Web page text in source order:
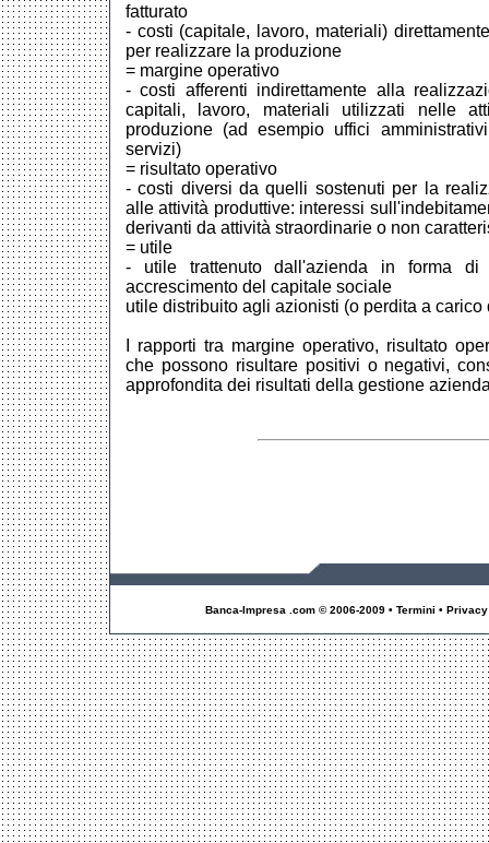
fatturato
- costi (capitale, lavoro, materiali)
per realizzare la produzione
= margine operativo
- costi afferenti indirettamente alla
capitali, lavoro, materiali utilizzati nelle
produzione (ad esempio uffici
servizi)
= risultato operativo
- costi diversi da quelli sostenuti per la
alle attività produttive: interessi
derivanti da attività straordinarie o non
= utile
- utile trattenuto dall'azienda in forma
accrescimento del capitale sociale
utile distribuito agli azionisti (o perdita a
I rapporti tra margine operativo, risultato
che possono risultare positivi o negativi,
approfondita dei risultati della gestione
Banca-Impresa .com © 2006-2009 • Termini •